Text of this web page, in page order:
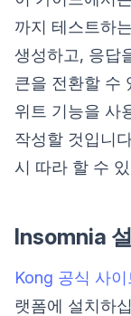
까지 테스트하
생성하고, 응답
큰을 전환할 수
위트 기능을 사
작성할 것입니
시 따라 할 수
Insomnia
Kong 공식 사이
랫폼에 설치하